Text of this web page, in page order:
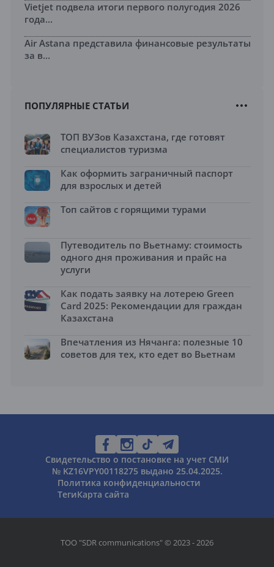
Vietjet подвела итоги первого полугодия 2026
года...
Air Astana представила финансовые результаты
за в...
ПОПУЛЯРНЫЕ СТАТЬИ
ТОП ВУЗов Казахстана, где готовят
специалистов туризма
Как оформить заграничный паспорт
для взрослых и детей
Топ сайтов с горящими турами
Путеводитель по Вьетнаму: стоимость
одного дня проживания и прайс на
услуги
Как подать заявку на лотерею Green
Card 2025: Рекомендации для граждан
Казахстана
Впечатления из Нячанга: полезные 10
советов для тех, кто едет во Вьетнам
Свидетельство о постановке на учет СМИ
№ KZ16VPY00118275 выдано 25.04.2025.
Политика конфиденциальности
ТегиКарта сайта
ТОО "SDR communications" © 2023 - 2026